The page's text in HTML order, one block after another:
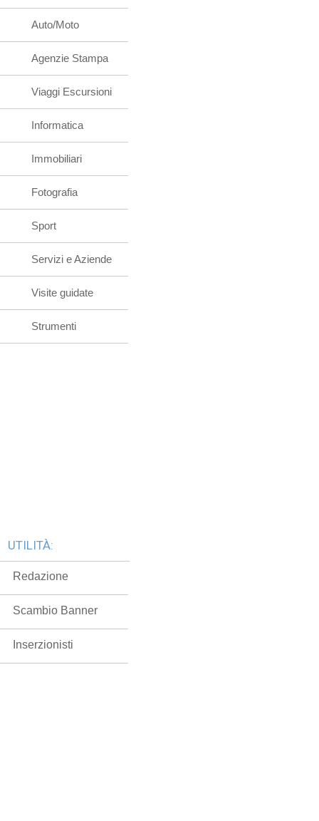
Auto/Moto
Agenzie Stampa
Viaggi Escursioni
Informatica
Immobiliari
Fotografia
Sport
Servizi e Aziende
Visite guidate
Strumenti
UTILITÀ:
Redazione
Scambio Banner
Inserzionisti